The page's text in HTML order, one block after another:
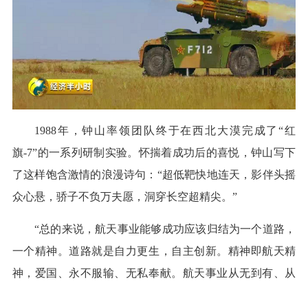
1988年，钟山率领团队终于在西北大漠完成了“红
旗-7”的一系列研制实验。怀揣着成功后的喜悦，钟山写下
了这样饱含激情的浪漫诗句：“超低靶快地连天，影伴头摇
众心悬，骄子不负万夫愿，洞穿长空超精尖。”
“总的来说，航天事业能够成功应该归结为一个道路，
一个精神。道路就是自力更生，自主创新。精神即航天精
神，爱国、永不服输、无私奉献。航天事业从无到有、从